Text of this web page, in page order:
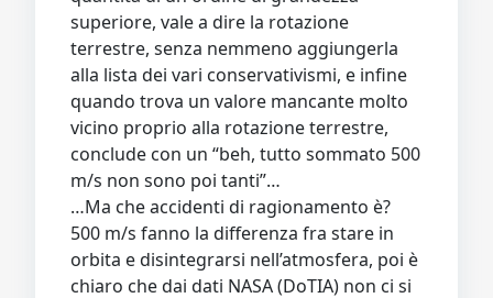
superiore, vale a dire la rotazione
terrestre, senza nemmeno aggiungerla
alla lista dei vari conservativismi, e infine
quando trova un valore mancante molto
vicino proprio alla rotazione terrestre,
conclude con un “beh, tutto sommato 500
m/s non sono poi tanti”…
…Ma che accidenti di ragionamento è?
500 m/s fanno la differenza fra stare in
orbita e disintegrarsi nell’atmosfera, poi è
chiaro che dai dati NASA (DoTIA) non ci si